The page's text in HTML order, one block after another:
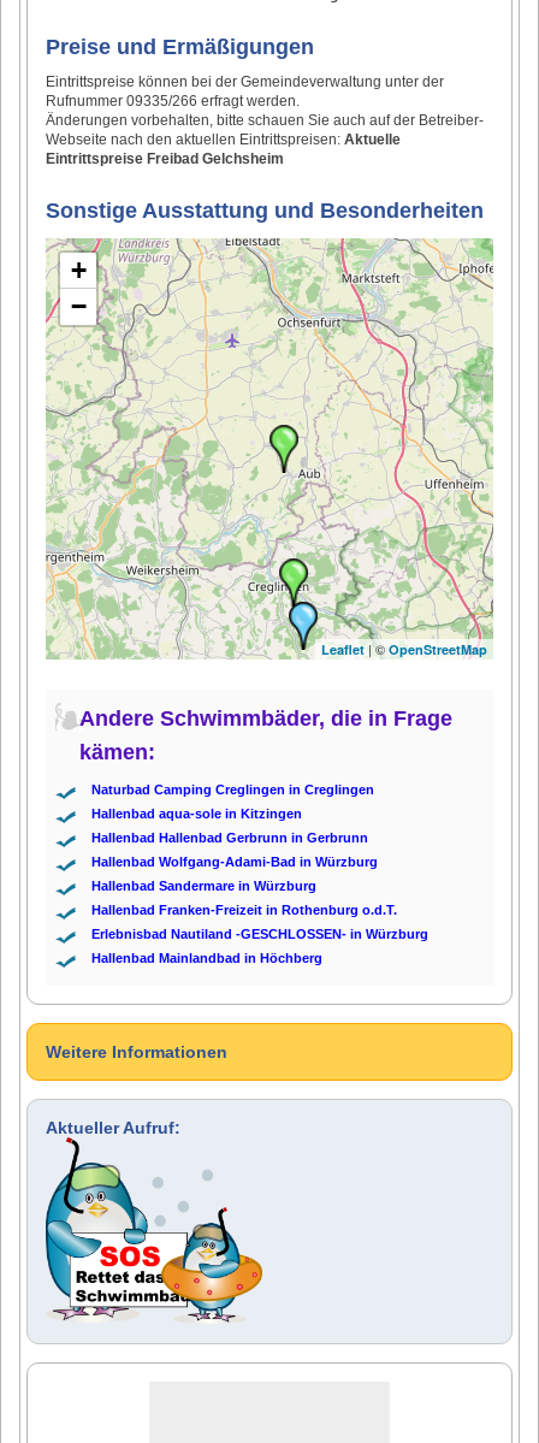
Preise und Ermäßigungen
Eintrittspreise können bei der Gemeindeverwaltung unter der
Rufnummer 09335/266 erfragt werden.
Änderungen vorbehalten, bitte schauen Sie auch auf der Betreiber-
Webseite nach den aktuellen Eintrittspreisen:Aktuelle
Eintrittspreise Freibad Gelchsheim
Sonstige Ausstattung und Besonderheiten
+
−
Leaflet| © OpenStreetMap
Andere Schwimmbäder, die in Frage
kämen:
Naturbad Camping Creglingen in Creglingen
Hallenbad aqua-sole in Kitzingen
Hallenbad Hallenbad Gerbrunn in Gerbrunn
Hallenbad Wolfgang-Adami-Bad in Würzburg
Hallenbad Sandermare in Würzburg
Hallenbad Franken-Freizeit in Rothenburg o.d.T.
Erlebnisbad Nautiland -GESCHLOSSEN- in Würzburg
Hallenbad Mainlandbad in Höchberg
Weitere Informationen
Aktueller Aufruf: